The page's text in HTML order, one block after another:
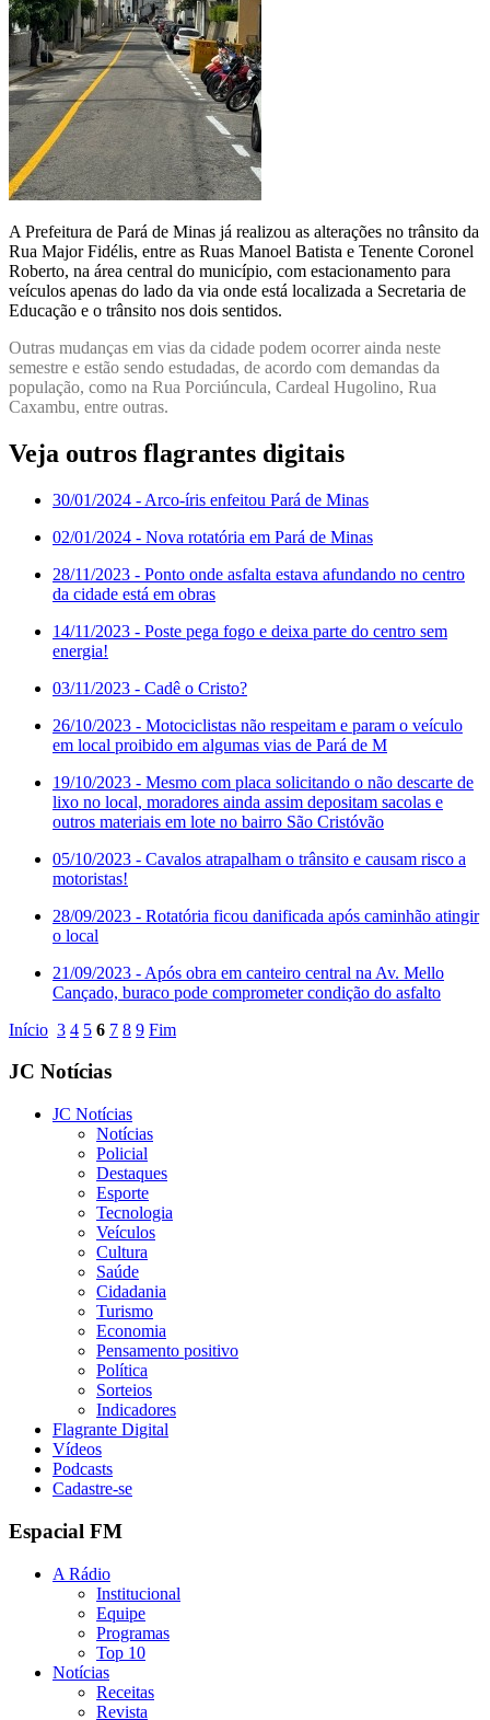
A Prefeitura de Pará de Minas já realizou as alterações no trânsito da
Rua Major Fidélis, entre as Ruas Manoel Batista e Tenente Coronel
Roberto, na área central do município, com estacionamento para
veículos apenas do lado da via onde está localizada a Secretaria de
Educação e o trânsito nos dois sentidos.
Outras mudanças em vias da cidade podem ocorrer ainda neste
semestre e estão sendo estudadas, de acordo com demandas da
população, como na Rua Porciúncula, Cardeal Hugolino, Rua
Caxambu, entre outras.
Veja outros flagrantes digitais
30/01/2024 - Arco-íris enfeitou Pará de Minas
02/01/2024 - Nova rotatória em Pará de Minas
28/11/2023 - Ponto onde asfalta estava afundando no centro
da cidade está em obras
14/11/2023 - Poste pega fogo e deixa parte do centro sem
energia!
03/11/2023 - Cadê o Cristo?
26/10/2023 - Motociclistas não respeitam e param o veículo
em local proibido em algumas vias de Pará de M
19/10/2023 - Mesmo com placa solicitando o não descarte de
lixo no local, moradores ainda assim depositam sacolas e
outros materiais em lote no bairro São Cristóvão
05/10/2023 - Cavalos atrapalham o trânsito e causam risco a
motoristas!
28/09/2023 - Rotatória ficou danificada após caminhão atingir
o local
21/09/2023 - Após obra em canteiro central na Av. Mello
Cançado, buraco pode comprometer condição do asfalto
Início 3 4 5 6 7 8 9 Fim
JC Notícias
JC Notícias
Notícias
Policial
Destaques
Esporte
Tecnologia
Veículos
Cultura
Saúde
Cidadania
Turismo
Economia
Pensamento positivo
Política
Sorteios
Indicadores
Flagrante Digital
Vídeos
Podcasts
Cadastre-se
Espacial FM
A Rádio
Institucional
Equipe
Programas
Top 10
Notícias
Receitas
Revista